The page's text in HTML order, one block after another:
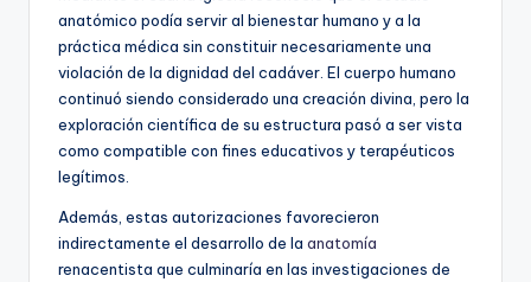
anatómico podía servir al bienestar humano y a la
práctica médica sin constituir necesariamente una
violación de la dignidad del cadáver. El cuerpo humano
continuó siendo considerado una creación divina, pero la
exploración científica de su estructura pasó a ser vista
como compatible con fines educativos y terapéuticos
legítimos.
Además, estas autorizaciones favorecieron
indirectamente el desarrollo de la anatomía
renacentista que culminaría en las investigaciones de